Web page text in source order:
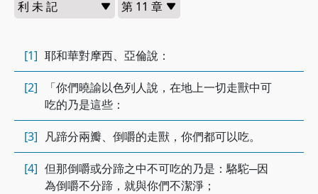
[1] 耶和華對摩西、亞倫說：
[2]
「你們曉諭以色列人說，在地上一切走獸中可
吃的乃是這些：
[3] 凡蹄分兩瓣、倒嚼的走獸，你們都可以吃。
[4] 但那倒嚼或分蹄之中不可吃的乃是：駱駝─因
為倒嚼不分蹄，就與你們不潔淨；